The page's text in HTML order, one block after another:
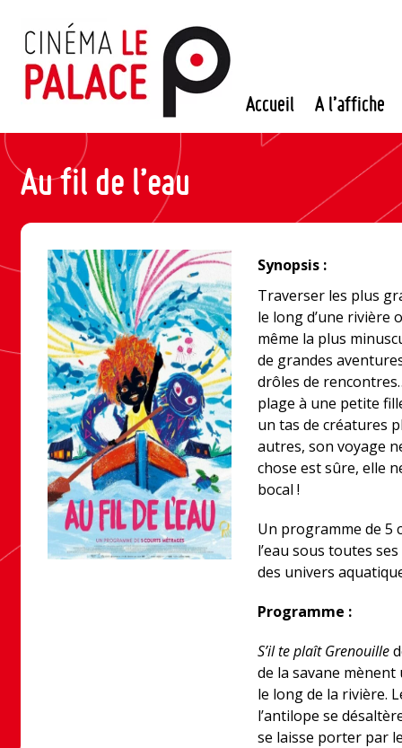
contenu
Accueil A l’affiche
Au fil de l’eau
Synopsis :
Traverser les plus
le long d’une rivière
même la plus
de grandes
drôles de
plage à une petite
un tas de créatures
autres, son voyage
chose est sûre, elle
bocal !
Un programme de 5
l’eau sous toutes
des univers
Programme :
S’il te plaît Grenouille
de la savane
le long de la rivière.
l’antilope se
se laisse porter par